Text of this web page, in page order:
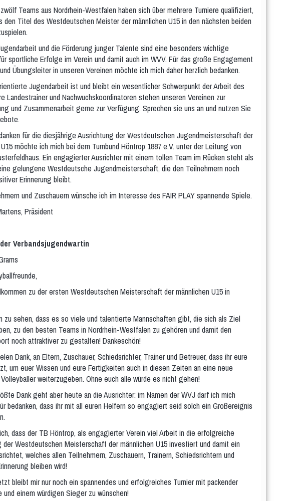
Teams aus Nordrhein-Westfalen haben sich über mehrere Turniere qualifiziert,
den Titel des Westdeutschen Meister der männlichen U15 in den nächsten beiden
und die Förderung junger Talente sind eine besonders wichtige
sportliche Erfolge im Verein und damit auch im WVV. Für das große Engagement
Übungsleiter in unseren Vereinen möchte ich mich daher herzlich bedanken.
Jugendarbeit ist und bleibt ein wesentlicher Schwerpunkt der Arbeit des
Landestrainer und Nachwuchskoordinatoren stehen unseren Vereinen zur
und Zusammenarbeit gerne zur Verfügung. Sprechen sie uns an und nutzen Sie
für die diesjährige Ausrichtung der Westdeutschen Jugendmeisterschaft der
möchte ich mich bei dem Turnbund Höntrop 1887 e.V. unter der Leitung von
Ein engagierter Ausrichter mit einem tollen Team im Rücken steht als
gelungene Westdeutsche Jugendmeisterschaft, die den Teilnehmern noch
Erinnerung bleibt.
und Zuschauern wünsche ich im Interesse des FAIR PLAY spannende Spiele.
Präsident
Verbandsjugendwartin
zu der ersten Westdeutschen Meisterschaft der männlichen U15 in
zu sehen, dass es so viele und talentierte Mannschaften gibt, die sich als Ziel
zu den besten Teams in Nordrhein-Westfalen zu gehören und damit den
noch attraktiver zu gestalten! Dankeschön!
Dank, an Eltern, Zuschauer, Schiedsrichter, Trainer und Betreuer, dass ihr eure
um euer Wissen und eure Fertigkeiten auch in diesen Zeiten an eine neue
weiterzugeben. Ohne euch alle würde es nicht gehen!
Dank geht aber heute an die Ausrichter: im Namen der WVJ darf ich mich
bedanken, dass ihr mit all euren Helfern so engagiert seid solch ein Großereignis
dass der TB Höntrop, als engagierter Verein viel Arbeit in die erfolgreiche
der Westdeutschen Meisterschaft der männlichen U15 investiert und damit ein
welches allen Teilnehmern, Zuschauern, Trainern, Schiedsrichtern und
bleiben wird!
bleibt mir nur noch ein spannendes und erfolgreiches Turnier mit packender
und einem würdigen Sieger zu wünschen!